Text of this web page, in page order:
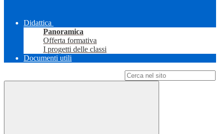
Didattica
Panoramica
Offerta formativa
I progetti delle classi
Documenti utili